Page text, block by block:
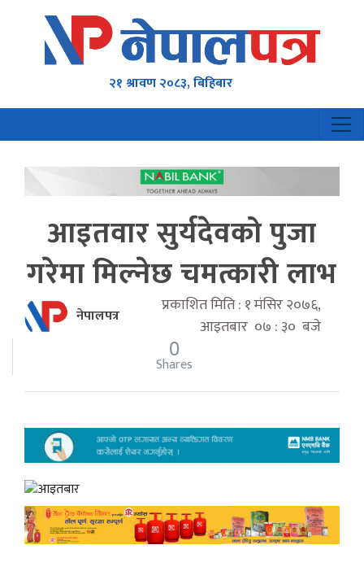
२१ श्रावण २०८३, बिहिबार
आइतवार सुर्यदेवको पुजा
गरेमा मिल्नेछ चमत्कारी लाभ
नेपालपत्र
प्रकाशित मिति : १ मंसिर २०७६,
आइतबार ०७ : ३० बजे
0
Shares